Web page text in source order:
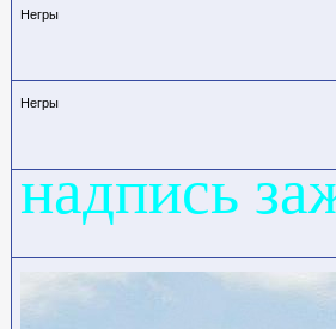
Негры
Негры
надпись